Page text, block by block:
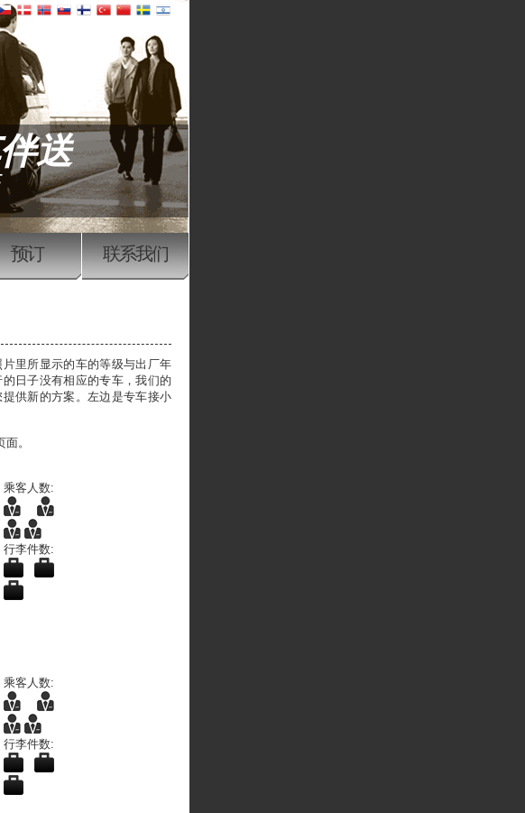
送
预订 联系我们
里所显示的车的等级与出厂年
日子没有相应的专车，我们的
供新的方案。左边是专车接小
。
乘客人数:
行李件数:
乘客人数:
行李件数: